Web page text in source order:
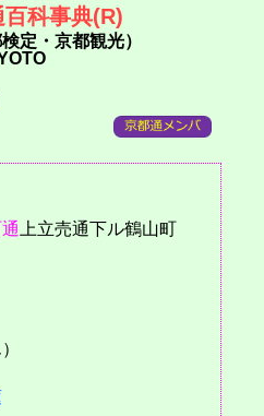
科事典(R)
定・京都観光）
上立売通下ル鶴山町